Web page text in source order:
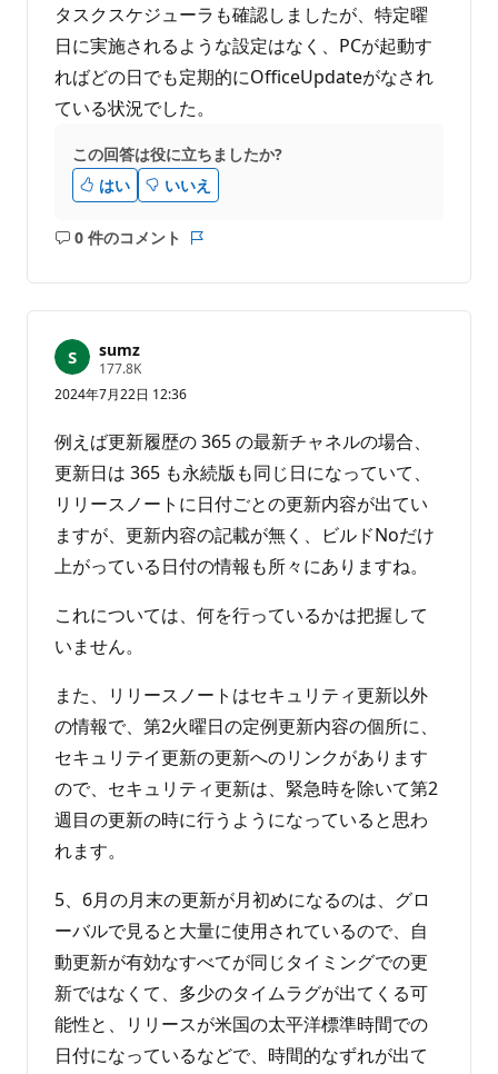
タスクスケジューラも確認しましたが、特定曜
日に実施されるような設定はなく、PCが起動す
ればどの日でも定期的にOfficeUpdateがなされ
ている状況でした。
この回答は役に立ちましたか?
はい
いいえ
0 件のコメント
コ
ト
あ
り
せ
ト
sumz
177.8K評
価
の
イ
ン
ト
2024年7月22日 12:36
例えば更新履歴の 365 の最新チャネルの場合、
更新日は 365 も永続版も同じ日になっていて、
リリースノートに日付ごとの更新内容が出てい
ますが、更新内容の記載が無く、ビルドNoだけ
上がっている日付の情報も所々にありますね。
これについては、何を行っているかは把握して
いません。
また、リリースノートはセキュリティ更新以外
の情報で、第2火曜日の定例更新内容の個所に、
セキュリテイ更新の更新へのリンクがあります
ので、セキュリティ更新は、緊急時を除いて第2
週目の更新の時に行うようになっていると思わ
れます。
5、6月の月末の更新が月初めになるのは、グロ
ーバルで見ると大量に使用されているので、自
動更新が有効なすべてが同じタイミングでの更
新ではなくて、多少のタイムラグが出てくる可
能性と、リリースが米国の太平洋標準時間での
日付になっているなどで、時間的なずれが出て